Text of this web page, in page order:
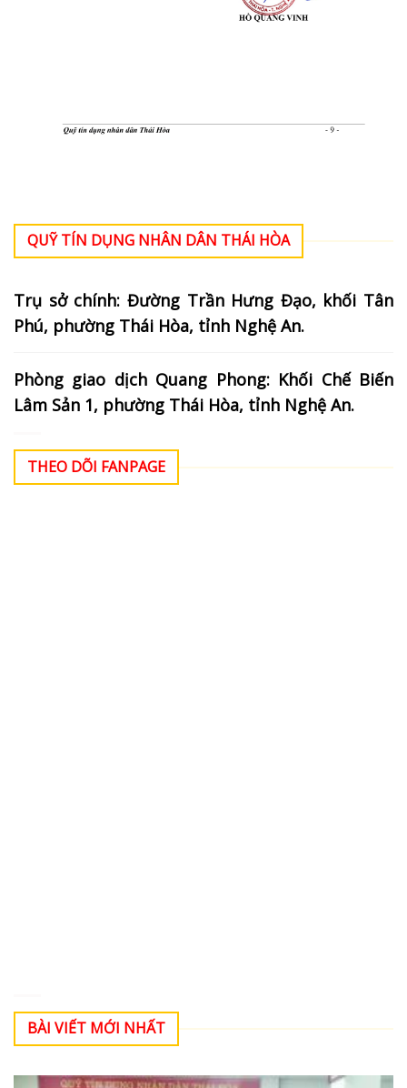
QUỸ TÍN DỤNG NHÂN DÂN THÁI HÒA
Trụ sở chính: Đường Trần Hưng Đạo, khối Tân
Phú, phường Thái Hòa, tỉnh Nghệ An.
Phòng giao dịch Quang Phong: Khối Chế Biến
Lâm Sản 1, phường Thái Hòa, tỉnh Nghệ An.
THEO DÕI FANPAGE
BÀI VIẾT MỚI NHẤT